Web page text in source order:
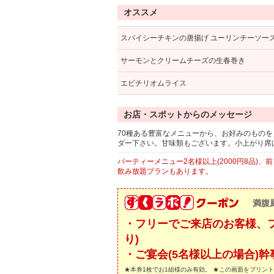
オススメ
スパイシーチキンの唐揚げ ユーリンチーソー
サーモンとクリームチーズの生春巻き
エビチリオムライス
お店・スポットからのメッセージ
70種ある豊富なメニューから、お好みのもの
ダー下さい。甘味類もございます。小上がり
パーティーメニュー2名様以上(2000円8品)、
飲み放題プランもあります。
満腹
・フリーでご来店のお客様
り)
・ご宴会(5名様以上の場合)
★本券1枚でお1組様のみ有効。 ★この画面をプリン